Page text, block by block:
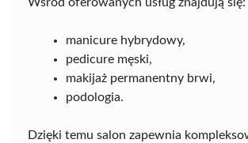
Wśród oferowanych usług znajdują się:
manicure hybrydowy,
pedicure męski,
makijaż permanentny brwi,
podologia.
Dzięki temu salon zapewnia